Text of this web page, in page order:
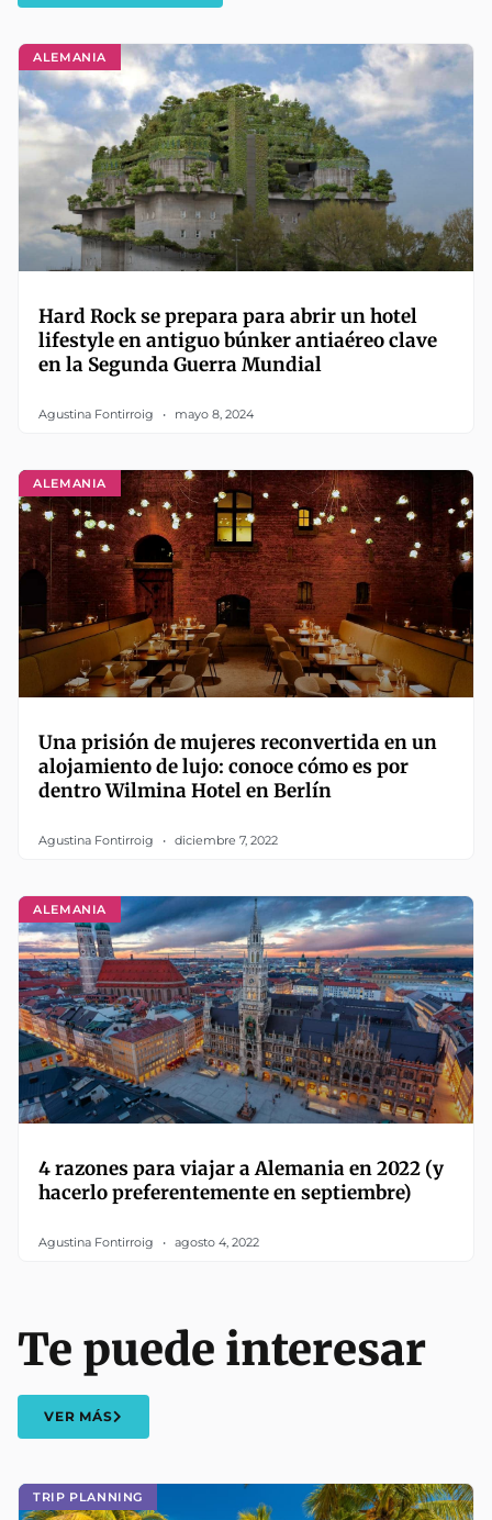
ALEMANIA
Hard Rock se prepara para abrir un hotel
lifestyle en antiguo búnker antiaéreo clave
en la Segunda Guerra Mundial
Agustina Fontirroig mayo 8, 2024
ALEMANIA
Una prisión de mujeres reconvertida en un
alojamiento de lujo: conoce cómo es por
dentro Wilmina Hotel en Berlín
Agustina Fontirroig diciembre 7, 2022
ALEMANIA
4 razones para viajar a Alemania en 2022 (y
hacerlo preferentemente en septiembre)
Agustina Fontirroig agosto 4, 2022
TRIP PLANNING
Te puede interesar
VER MÁS